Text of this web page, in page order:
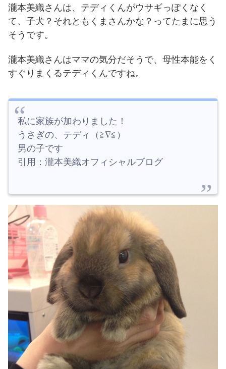
瀧本美織さんは、テディくんがウサギっぽくなく
て、子犬？それともくまさんかな？ってたまに思う
そうです。
瀧本美織さんはママの気分だそうで、母性本能をく
すぐりまくるテディくんですね。
私に家族が加わりました！
うさぎの、テディ（≧∇≦）
男の子です
引用：瀧本美織オフィシャルブログ